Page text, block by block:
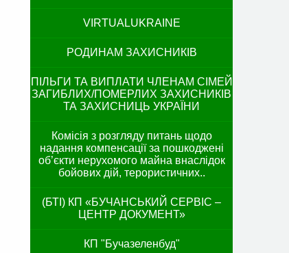
VIRTUALUKRAINE
РОДИНАМ ЗАХИСНИКІВ
ПІЛЬГИ ТА ВИПЛАТИ ЧЛЕНАМ СІМЕЙ
ЗАГИБЛИХ/ПОМЕРЛИХ ЗАХИСНИКІВ
ТА ЗАХИСНИЦЬ УКРАЇНИ
Комісія з розгляду питань щодо
надання компенсації за пошкоджені
об’єкти нерухомого майна внаслідок
бойових дій, терористичних..
(БТІ) КП «БУЧАНСЬКИЙ СЕРВІС –
ЦЕНТР ДОКУМЕНТ»
КП "Бучазеленбуд"